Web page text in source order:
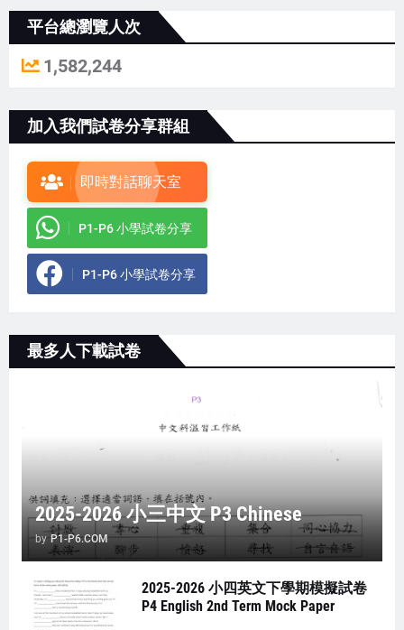
平台總瀏覽人次
1,582,244
加入我們試卷分享群組
即時對話聊天室
P1-P6 小學試卷分享
P1-P6 小學試卷分享
最多人下載試卷
2025-2026 小三中文 P3 Chinese
by P1-P6.COM
2025-2026 小四英文下學期模擬試卷
P4 English 2nd Term Mock Paper